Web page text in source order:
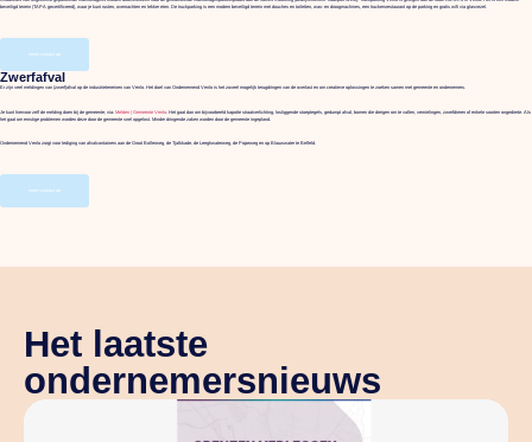
beveiligd terrein (TAPA gecertificeerd), waar je kunt rusten, overnachten en lekker eten. De truckparking is een modern beveiligd terrein met douches en toiletten, was- en droogmachines, een truckersrestaurant op de parking en gratis wifi via glasvezel.
neem contact op
Zwerfafval
Er zijn veel meldingen van (zwerf)afval op de industrieterreinen van Venlo. Het doel van Ondernemend Venlo is het zoveel mogelijk terugdringen van de overlast en om creatieve oplossingen te zoeken samen met gemeente en ondernemers.
Je kunt hiervoor zelf de melding doen bij de gemeente, via: Melden | Gemeente Venlo . Het gaat dan om bijvoorbeeld kapotte straatverlichting, losliggende stoeptegels, gedumpt afval, bomen die dreigen om te vallen, vernielingen, zwerfdieren of enkele soorten ongedierte. Als
het gaat om ernstige problemen worden deze door de gemeente snel opgelost. Minder dringende zaken worden door de gemeente ingepland.
Ondernemend Venlo zorgt voor lediging van afvalcontainers aan de Groot Bollerweg, de Tjalkkade, de Leeghwaterweg, de Popeweg en op Blauwwater te Belfeld.
neem contact op
Het laatste
ondernemersnieuws